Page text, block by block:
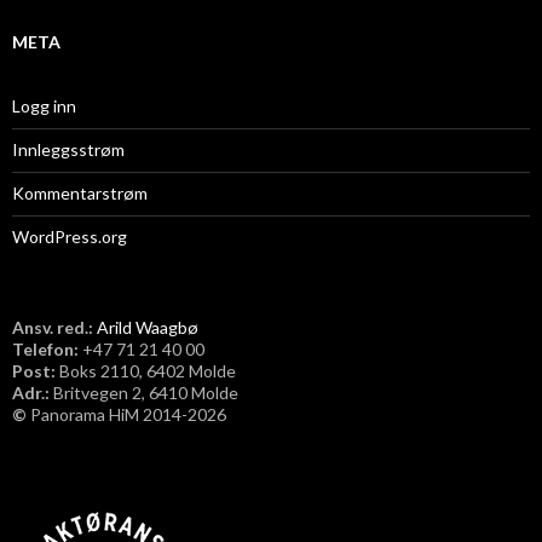
META
Logg inn
Innleggsstrøm
Kommentarstrøm
WordPress.org
Ansv. red.: Arild Waagbø
Telefon: ​+47 71 21 40 00
Post: Boks 2110, 6402 Molde
Adr.: Britvegen 2, 6410 Molde
© Panorama HiM 2014-2026